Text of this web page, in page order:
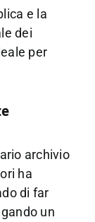
e la
dei
per
archivio
ha
di far
un